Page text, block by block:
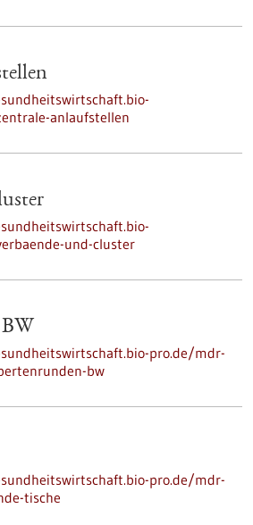
anlaufstellen
und-cluster
pro.de/mdr-
bw
pro.de/mdr-
tische